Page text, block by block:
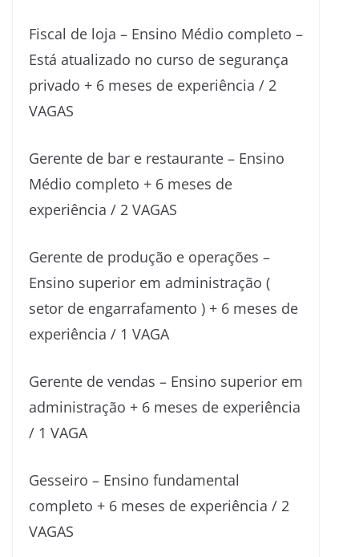
Fiscal de loja – Ensino Médio completo –
Está atualizado no curso de segurança
privado + 6 meses de experiência / 2
VAGAS
Gerente de bar e restaurante – Ensino
Médio completo + 6 meses de
experiência / 2 VAGAS
Gerente de produção e operações –
Ensino superior em administração (
setor de engarrafamento ) + 6 meses de
experiência / 1 VAGA
Gerente de vendas – Ensino superior em
administração + 6 meses de experiência
/ 1 VAGA
Gesseiro – Ensino fundamental
completo + 6 meses de experiência / 2
VAGAS